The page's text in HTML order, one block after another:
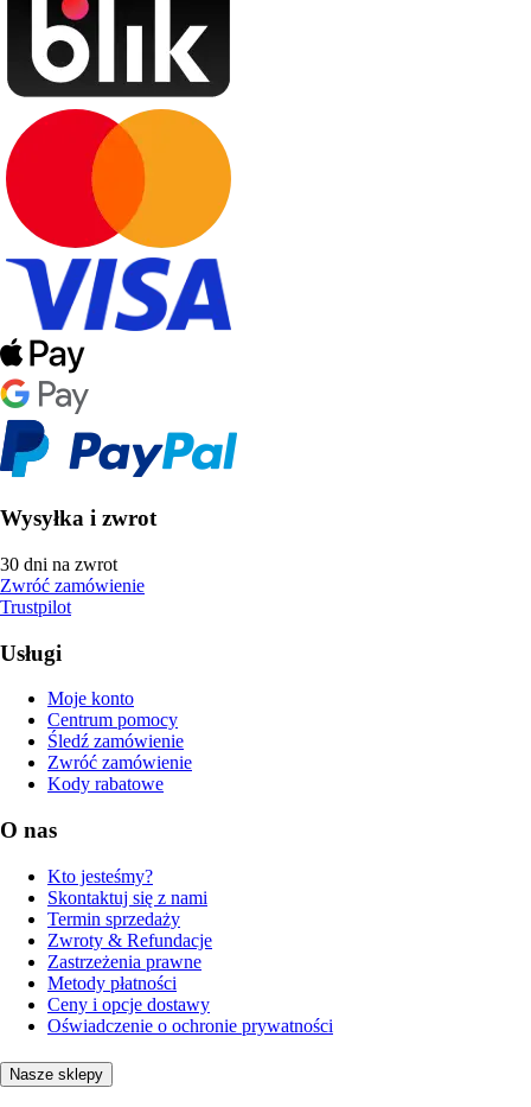
Wysyłka i zwrot
30 dni na zwrot
Zwróć zamówienie
Trustpilot
Usługi
Moje konto
Centrum pomocy
Śledź zamówienie
Zwróć zamówienie
Kody rabatowe
O nas
Kto jesteśmy?
Skontaktuj się z nami
Termin sprzedaży
Zwroty & Refundacje
Zastrzeżenia prawne
Metody płatności
Ceny i opcje dostawy
Oświadczenie o ochronie prywatności
Nasze sklepy